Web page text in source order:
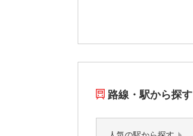
路線・駅から探す